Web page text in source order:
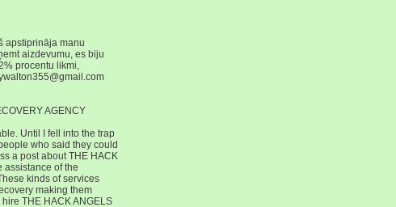
apstiprināja manu
aizdevumu, es biju
procentu likmi,
AGENCY
Until I fell into the trap
who said they could
a post about THE HACK
assistance of the
kinds of services
making them
THE HACK ANGELS